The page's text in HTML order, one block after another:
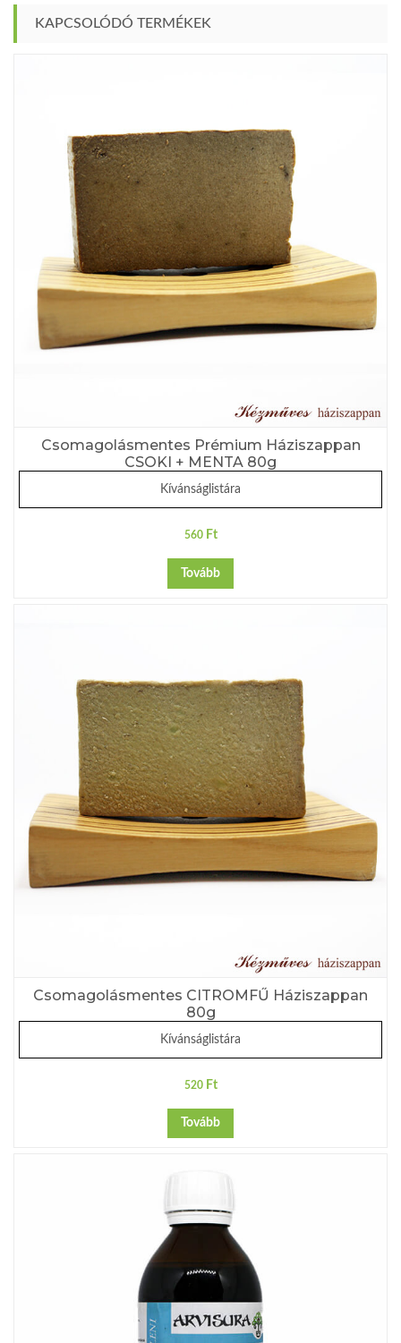
KAPCSOLÓDÓ TERMÉKEK
Csomagolásmentes Prémium Háziszappan
CSOKI + MENTA 80g
Kívánságlistára
560 Ft
Tovább
Csomagolásmentes CITROMFŰ Háziszappan
80g
Kívánságlistára
520 Ft
Tovább